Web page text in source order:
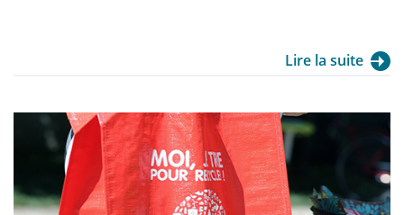
Lire la suite